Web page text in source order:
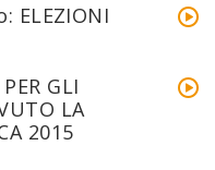
ELEZIONI
GLI
LA
2015